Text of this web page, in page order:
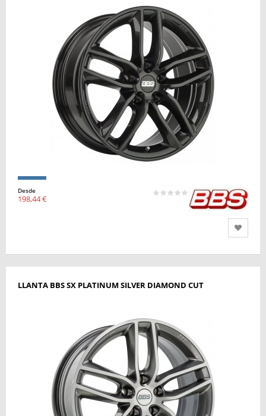
Desde
198,44 €
LLANTA BBS SX PLATINUM SILVER DIAMOND CUT